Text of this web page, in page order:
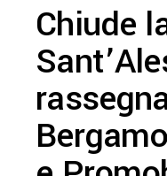
Chiude